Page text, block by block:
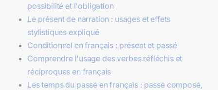
possibilité et l'obligation
Le présent de narration : usages et effets
stylistiques expliqué
Conditionnel en français : présent et passé
Comprendre l'usage des verbes réfléchis et
réciproques en français
Les temps du passé en français : passé composé,